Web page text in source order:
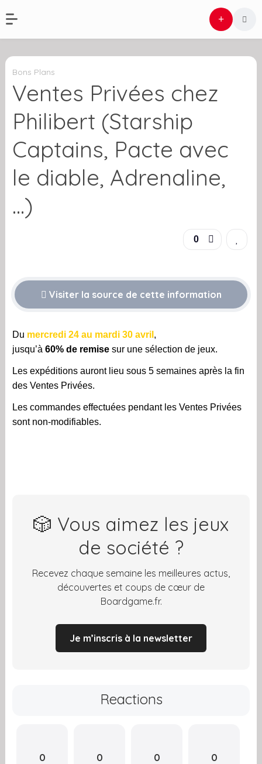
Bons Plans
Ventes Privées chez
Philibert (Starship
Captains, Pacte avec
le diable, Adrenaline,
…)
0
Visiter la source de cette information
Du mercredi 24 au mardi 30 avril ,
jusqu’à 60% de remise sur une sélection de jeux.
Les expéditions auront lieu sous 5 semaines après la fin
des Ventes Privées.
Les commandes effectuées pendant les Ventes Privées
sont non-modifiables.
🎲 Vous aimez les jeux
de société ?
Recevez chaque semaine les meilleures actus,
découvertes et coups de cœur de
Boardgame.fr.
Je m’inscris à la newsletter
Reactions
0 0 0 0